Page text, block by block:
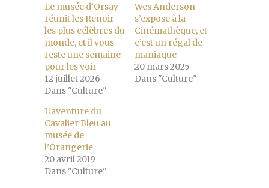
Le musée d’Orsay
réunit les Renoir
les plus célèbres du
monde, et il vous
reste une semaine
pour les voir
12 juillet 2026
Dans "Culture"
Wes Anderson
s’expose à la
Cinémathèque, et
c’est un régal de
maniaque
20 mars 2025
Dans "Culture"
L’aventure du
Cavalier Bleu au
musée de
l’Orangerie
20 avril 2019
Dans "Culture"